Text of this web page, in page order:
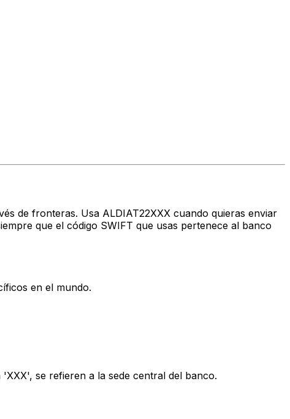
de fronteras. Usa ALDIAT22XXX cuando quieras enviar
que el código SWIFT que usas pertenece al banco
en el mundo.
se refieren a la sede central del banco.